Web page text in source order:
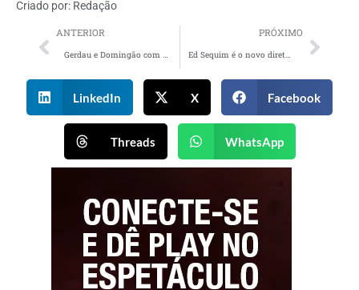
Criado por: Redação
ANTERIOR
Gerdau e Domingão com Huck se unem em quadro de reforma de residência de baixa renda
PRÓXIMO
Ed Sequim é o novo diretor geral de Contas na Fibra.ag
LinkedIn X Facebook
Threads WhatsApp